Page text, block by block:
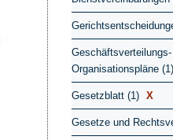
Geschäftsverteilungs-
Organisationspläne (1)
Gesetzblatt (1) X
Gesetze und